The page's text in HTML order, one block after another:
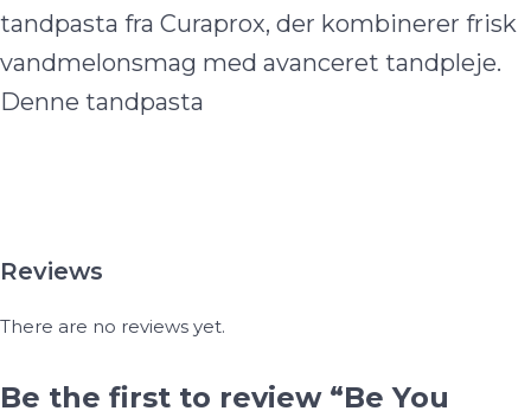
tandpasta fra Curaprox, der kombinerer frisk
vandmelonsmag med avanceret tandpleje.
Denne tandpasta
Reviews
There are no reviews yet.
Be the first to review “Be You